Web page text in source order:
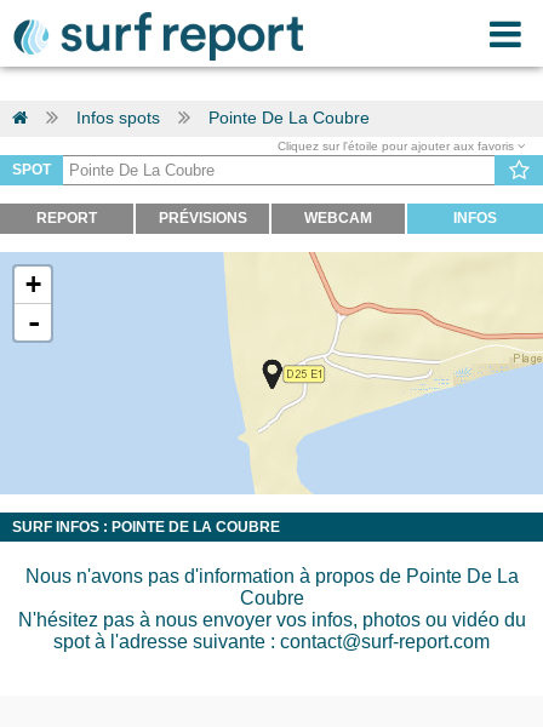
Infos spots Pointe De La Coubre
Cliquez sur l'étoile pour ajouter aux favoris
SPOT
REPORT PRÉVISIONS WEBCAM INFOS
+
-
SURF INFOS : POINTE DE LA COUBRE
Nous n'avons pas d'information à propos de Pointe De La
Coubre
N'hésitez pas à nous envoyer vos infos, photos ou vidéo du
spot à l'adresse suivante : contact@surf-report.com